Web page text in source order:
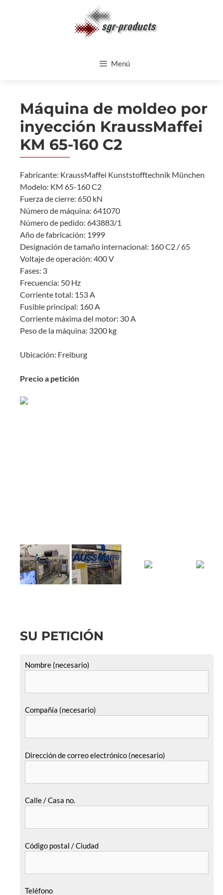
Menú
Máquina de moldeo por
inyección KraussMaffei
KM 65-160 C2
Fabricante: KraussMaffei Kunststofftechnik München
Modelo: KM 65-160 C2
Fuerza de cierre: 650 kN
Número de máquina: 641070
Número de pedido: 643883/1
Año de fabricación: 1999
Designación de tamaño internacional: 160 C2 / 65
Voltaje de operación: 400 V
Fases: 3
Frecuencia: 50 Hz
Corriente total: 153 A
Fusible principal: 160 A
Corriente máxima del motor: 30 A
Peso de la máquina: 3200 kg
Ubicación: Freiburg
Precio a petición
SU PETICIÓN
Nombre (necesario)
Compañía (necesario)
Dirección de correo electrónico (necesario)
Calle / Casa no.
Código postal / Ciudad
Teléfono